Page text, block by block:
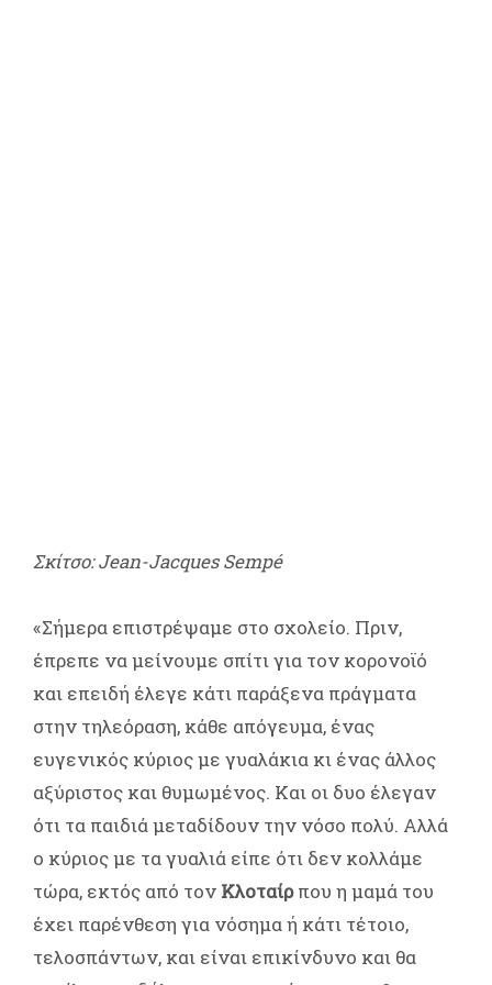
Σκίτσο: Jean-Jacques Sempé
«Σήμερα επιστρέψαμε στο σχολείο. Πριν,
έπρεπε να μείνουμε σπίτι για τον κορονοϊό
και επειδή έλεγε κάτι παράξενα πράγματα
στην τηλεόραση, κάθε απόγευμα, ένας
ευγενικός κύριος με γυαλάκια κι ένας άλλος
αξύριστος και θυμωμένος. Και οι δυο έλεγαν
ότι τα παιδιά μεταδίδουν την νόσο πολύ. Αλλά
ο κύριος με τα γυαλιά είπε ότι δεν κολλάμε
τώρα, εκτός από τον Κλοταίρπου η μαμά του
έχει παρένθεση για νόσημα ή κάτι τέτοιο,
τελοσπάντων, και είναι επικίνδυνο και θα